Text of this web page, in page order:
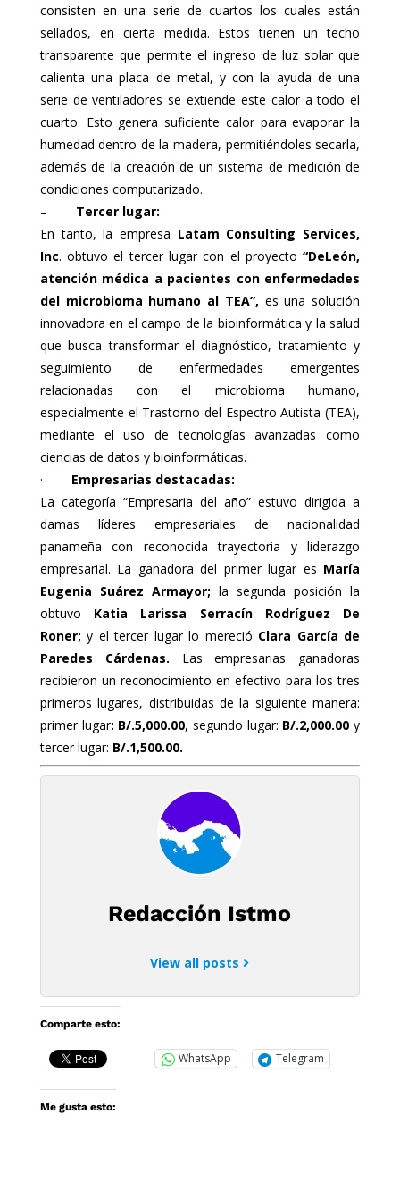
consisten en una serie de cuartos los cuales están
sellados, en cierta medida. Estos tienen un techo
transparente que permite el ingreso de luz solar que
calienta una placa de metal, y con la ayuda de una
serie de ventiladores se extiende este calor a todo el
cuarto. Esto genera suficiente calor para evaporar la
humedad dentro de la madera, permitiéndoles secarla,
además de la creación de un sistema de medición de
condiciones computarizado.
– Tercer lugar:
En tanto, la empresa Latam Consulting Services,
Inc. obtuvo el tercer lugar con el proyecto“DeLeón,
atención médica a pacientes con enfermedades
del microbioma humano al TEA”, es una solución
innovadora en el campo de la bioinformática y la salud
que busca transformar el diagnóstico, tratamiento y
seguimiento de enfermedades emergentes
relacionadas con el microbioma humano,
especialmente el Trastorno del Espectro Autista (TEA),
mediante el uso de tecnologías avanzadas como
ciencias de datos y bioinformáticas.
· Empresarias destacadas:
La categoría “Empresaria del año” estuvo dirigida a
damas líderes empresariales de nacionalidad
panameña con reconocida trayectoria y liderazgo
empresarial. La ganadora del primer lugar es María
Eugenia Suárez Armayor; la segunda posición la
obtuvo Katia Larissa Serracín Rodríguez De
Roner;y el tercer lugar lo mereció Clara García de
Paredes Cárdenas. Las empresarias ganadoras
recibieron un reconocimiento en efectivo para los tres
primeros lugares, distribuidas de la siguiente manera:
primer lugar: B/.5,000.00, segundo lugar: B/.2,000.00y
tercer lugar: B/.1,500.00.
Redacción Istmo
View all posts
Comparte esto:
WhatsApp Telegram
Me gusta esto: